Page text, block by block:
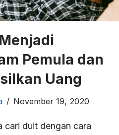
Pemula dan
Uang
November 19, 2020
cari duit dengan cara